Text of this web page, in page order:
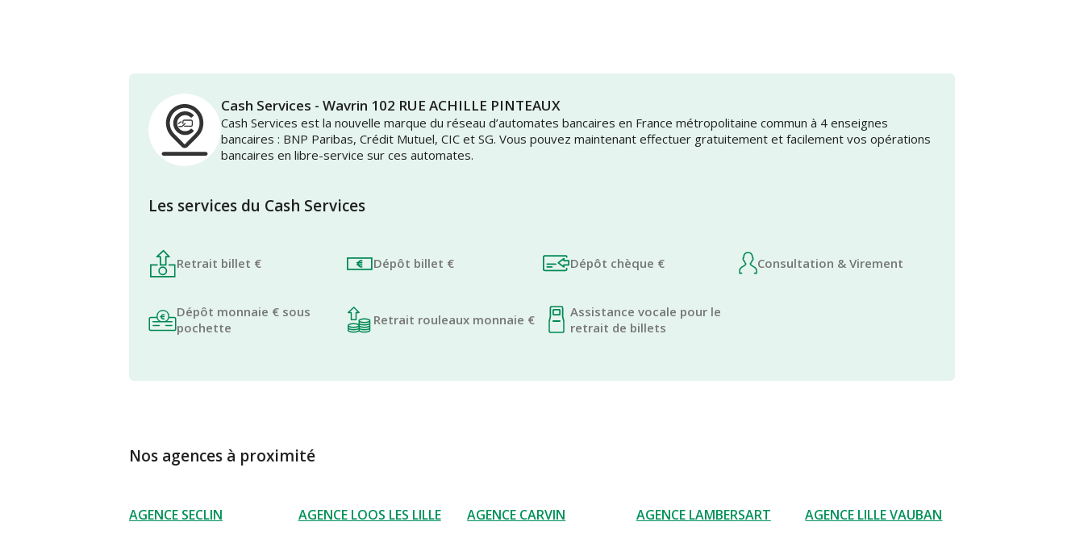
Cash Services - Wavrin 102 RUE ACHILLE PINTEAUX
Cash Services est la nouvelle marque du réseau d’automates bancaires en France métropolitaine commun à 4 enseignes
bancaires : BNP Paribas, Crédit Mutuel, CIC et SG. Vous pouvez maintenant effectuer gratuitement et facilement vos opérations
bancaires en libre-service sur ces automates.
Les services du Cash Services
Retrait billet € Dépôt billet € Dépôt chèque € Consultation & Virement
Dépôt monnaie € sous
pochette
Retrait rouleaux monnaie €
Assistance vocale pour le
retrait de billets
Nos agences à proximité
AGENCE SECLIN AGENCE LOOS LES LILLE AGENCE CARVIN AGENCE LAMBERSART AGENCE LILLE VAUBAN